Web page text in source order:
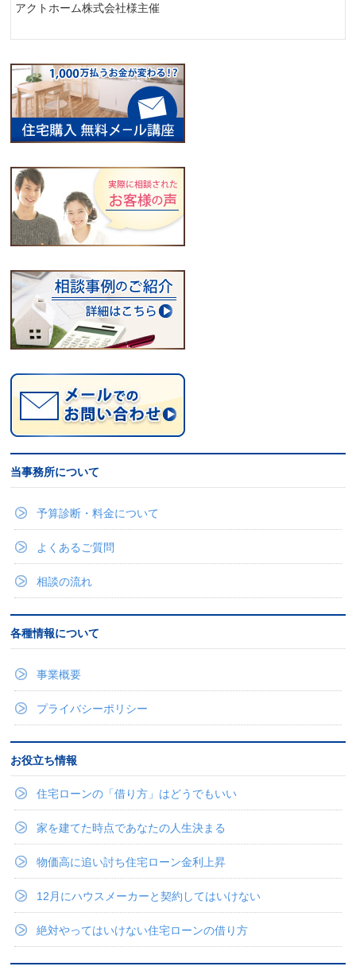
アクトホーム株式会社様主催
当事務所について
予算診断・料金について
よくあるご質問
相談の流れ
各種情報について
事業概要
プライバシーポリシー
お役立ち情報
住宅ローンの「借り方」はどうでもいい
家を建てた時点であなたの人生決まる
物価高に追い討ち住宅ローン金利上昇
12月にハウスメーカーと契約してはいけない
絶対やってはいけない住宅ローンの借り方